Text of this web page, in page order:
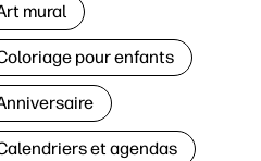
mural
pour enfants
et agendas